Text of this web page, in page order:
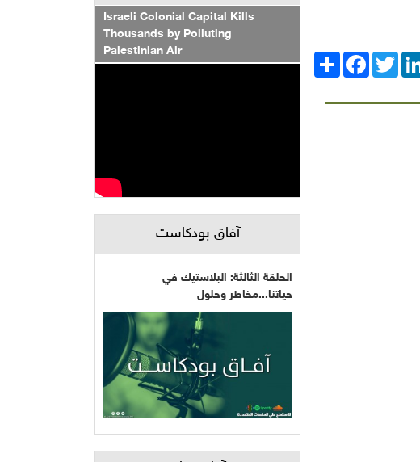
انشر
FacebookTwitter
Israeli Colonial Capital Kills
Thousands by Polluting
Palestinian Air
آفاق بودكاست
الحلقة الثالثة: البلاستيك في
حياتنا...مخاطر وحلول